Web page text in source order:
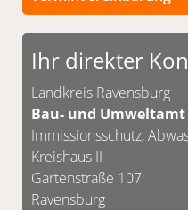
Persönliche Termine
Vereinbarung möglich.
Ihr direkter
Landkreis Ravensburg
Bau- und Umweltamt
Immissionsschutz,
Kreishaus II
Gartenstraße 107
Ravensburg